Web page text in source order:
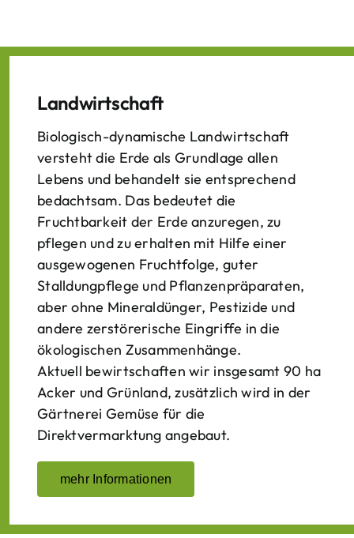
Landwirtschaft
Biologisch-dynamische Landwirtschaft
versteht die Erde als Grundlage allen
Lebens und behandelt sie entsprechend
bedachtsam. Das bedeutet die
Fruchtbarkeit der Erde anzuregen, zu
pflegen und zu erhalten mit Hilfe einer
ausgewogenen Fruchtfolge, guter
Stalldungpflege und Pflanzenpräparaten,
aber ohne Mineraldünger, Pestizide und
andere zerstörerische Eingriffe in die
ökologischen Zusammenhänge.
Aktuell bewirtschaften wir insgesamt 90 ha
Acker und Grünland, zusätzlich wird in der
Gärtnerei Gemüse für die
Direktvermarktung angebaut.
mehr Informationen